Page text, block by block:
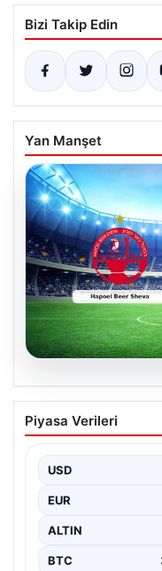
Bizi Takip Edin
Yan Manşet
04.08.2026
CANLI | Hapoel
Canlı Maç
Piyasa Verileri
USD
EUR
ALTIN
BTC